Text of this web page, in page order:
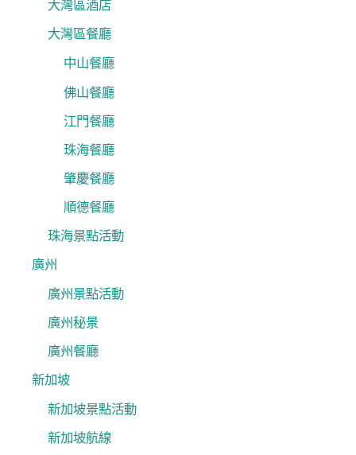
大灣區酒店
大灣區餐廳
中山餐廳
佛山餐廳
江門餐廳
珠海餐廳
肇慶餐廳
順德餐廳
珠海景點活動
廣州
廣州景點活動
廣州秘景
廣州餐廳
新加坡
新加坡景點活動
新加坡航線